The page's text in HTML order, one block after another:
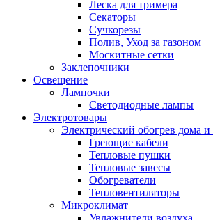
Леска для тримера
Секаторы
Сучкорезы
Полив, Уход за газоном
Москитные сетки
Заклепочники
Освещение
Лампочки
Светодиодные лампы
Электротовары
Электрический обогрев дома
Греющие кабели
Тепловые пушки
Тепловые завесы
Обогреватели
Тепловентиляторы
Микроклимат
Увлажнители воздуха